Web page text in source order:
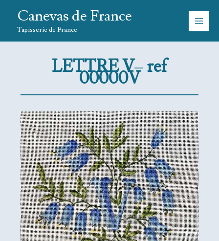
contenu
Canevas de France
Tapisserie de France
LETTRE V–ref
00000V